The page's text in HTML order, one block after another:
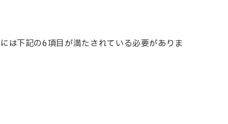
は下記の6項目が満たされている必要がありま